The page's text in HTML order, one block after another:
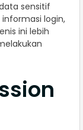
sensitif
login,
ini lebih